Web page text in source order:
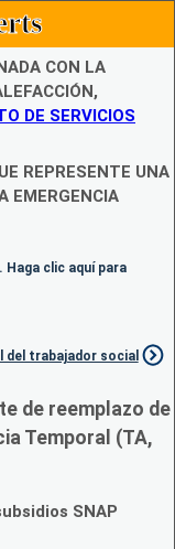
CON LA
DE SERVICIOS
REPRESENTE UNA
EMERGENCIA
Haga clic aquí para
del trabajador social
de reemplazo de
Temporal (TA,
SNAP